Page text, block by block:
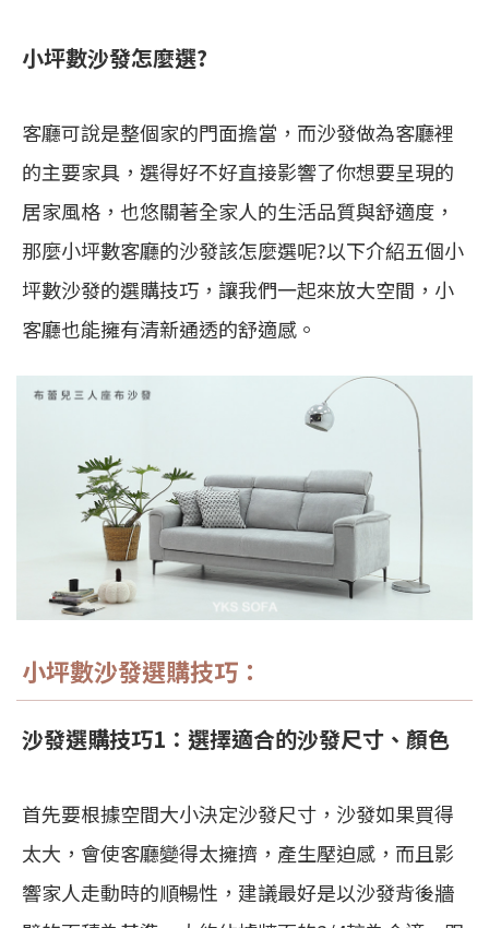
小坪數沙發怎麼選?
客廳可說是整個家的門面擔當，而沙發做為客廳裡
的主要家具，選得好不好直接影響了你想要呈現的
居家風格，也悠關著全家人的生活品質與舒適度，
那麼小坪數客廳的沙發該怎麼選呢?以下介紹五個小
坪數沙發的選購技巧，讓我們一起來放大空間，小
客廳也能擁有清新通透的舒適感。
小坪數沙發選購技巧：
沙發選購技巧1：選擇適合的沙發尺寸、顏色
首先要根據空間大小決定沙發尺寸，沙發如果買得
太大，會使客廳變得太擁擠，產生壓迫感，而且影
響家人走動時的順暢性，建議最好是以沙發背後牆